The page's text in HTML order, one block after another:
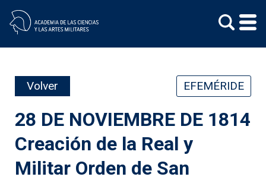
content
Volver EFEMÉRIDE
28 DE NOVIEMBRE DE 1814
Creación de la Real y
Militar Orden de San